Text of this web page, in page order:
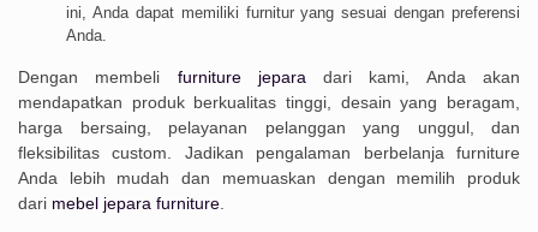
ini, Anda dapat memiliki furnitur yang sesuai dengan preferensi
Anda.
Dengan membeli furniture jepara dari kami, Anda akan
mendapatkan produk berkualitas tinggi, desain yang beragam,
harga bersaing, pelayanan pelanggan yang unggul, dan
fleksibilitas custom. Jadikan pengalaman berbelanja furniture
Anda lebih mudah dan memuaskan dengan memilih produk
dari mebel jepara furniture